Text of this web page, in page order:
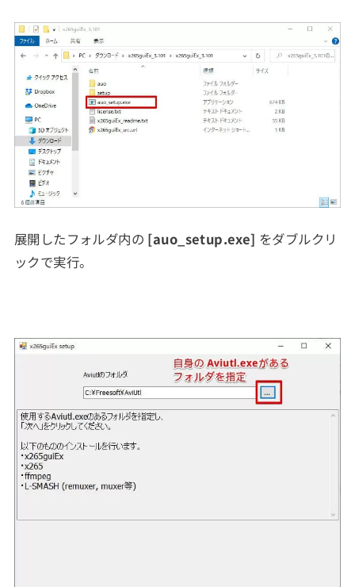
展開したフォルダ内の [auo_setup.exe] をダブルクリ
ックで実行。